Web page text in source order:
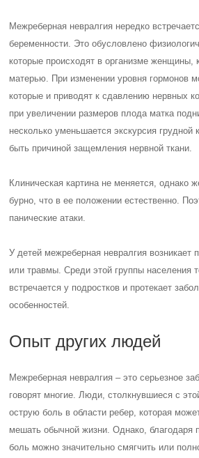
Межреберная невралгия нередко
беременности. Это обусловлено
которые происходят в организме женщины,
матерью. При изменении уровня гормонов
которые и приводят к сдавлению нервных
при увеличении размеров плода матка
несколько уменьшается экскурсия грудной
быть причиной защемления нервной ткани.
Клиническая картина не меняется, однако
бурно, что в ее положении естественно.
панические атаки.
У детей межреберная невралгия возникает
или травмы. Среди этой группы населения
встречается у подростков и протекает
особенностей.
Опыт других людей
Межреберная невралгия – это серьезное
говорят многие. Люди, столкнувшиеся с
острую боль в области ребер, которая
мешать обычной жизни. Однако, благодаря
боль можно значительно смягчить или